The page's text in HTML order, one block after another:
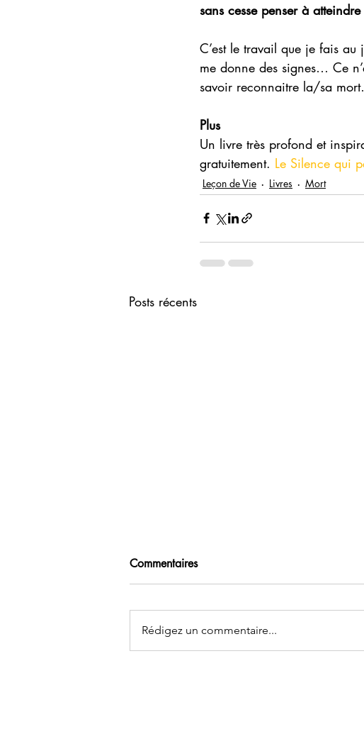
sans cesse penser à
C’est le travail que je fais au
me donne des signes… Ce
savoir reconnaitre la/sa
Plus
Un livre très profond et
gratuitement. Le Silence qui
Leçon de Vie Livres Mort
Posts récents
Commentaires
Rédigez un commentaire...